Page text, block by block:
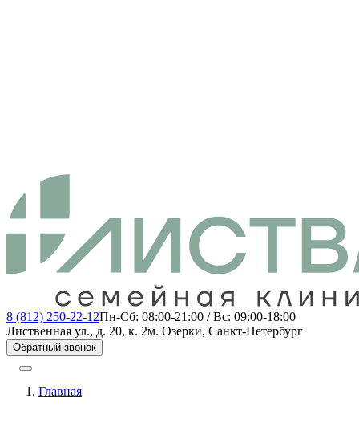
8 (812) 250-22-12Пн-Сб: 08:00-21:00 / Вс: 09:00-18:00
Лиственная ул., д. 20, к. 2м. Озерки, Санкт-Петербург
Обратный звонок
Главная